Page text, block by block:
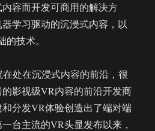
容而开发可商用的解决方
学习驱动的沉浸式内容，以
技术。
在处在沉浸式内容的前沿，很
影视级VR内容的前沿开发商
分发VR体验创造出了端对端
台主流的VR头显发布以来，